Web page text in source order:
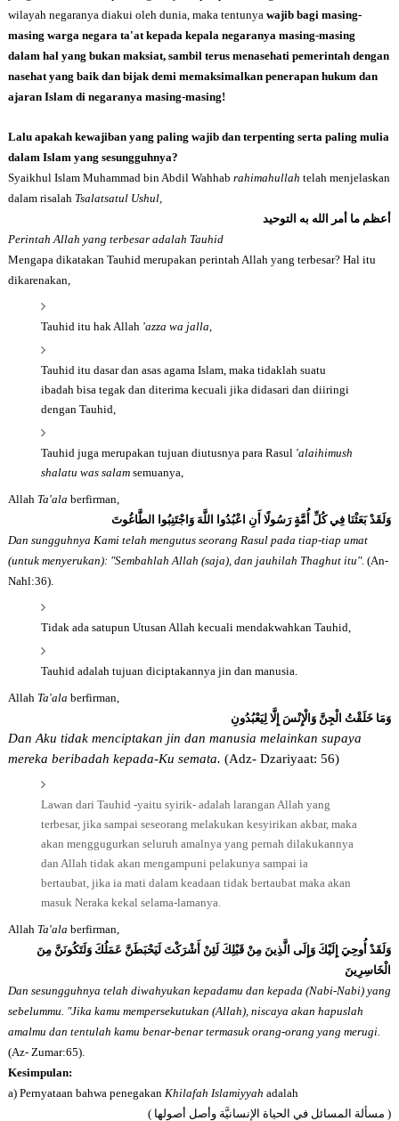
wilayah negaranya diakui oleh dunia, maka tentunya wajib bagi masing-
masing warga negara ta'at kepada kepala negaranya masing-masing
dalam hal yang bukan maksiat, sambil terus menasehati pemerintah dengan
nasehat yang baik dan bijak demi memaksimalkan penerapan hukum dan
ajaran Islam di negaranya masing-masing!
Lalu apakah kewajiban yang paling wajib dan terpenting serta paling mulia
dalam Islam yang sesungguhnya?
Syaikhul Islam Muhammad bin Abdil Wahhab rahimahullah telah menjelaskan
dalam risalah Tsalatsatul Ushul,
أعظم ما أمر الله به التوحيد
Perintah Allah yang terbesar adalah Tauhid
Mengapa dikatakan Tauhid merupakan perintah Allah yang terbesar? Hal itu
dikarenakan,
Tauhid itu hak Allah 'azza wa jalla,
Tauhid itu dasar dan asas agama Islam, maka tidaklah suatu
ibadah bisa tegak dan diterima kecuali jika didasari dan diiringi
dengan Tauhid,
Tauhid juga merupakan tujuan diutusnya para Rasul 'alaihimush
shalatu was salamsemuanya,
Allah Ta'ala berfirman,
وَلَقَدْ بَعَثْنَا فِي كُلِّ أُمَّةٍ رَسُولًا أَنِ اعْبُدُوا اللَّهَ وَاجْتَنِبُوا الطَّاغُوتَ
Dan sungguhnya Kami telah mengutus seorang Rasul pada tiap-tiap umat
(untuk menyerukan): "Sembahlah Allah (saja), dan jauhilah Thaghut itu". (An-
Nahl:36).
Tidak ada satupun Utusan Allah kecuali mendakwahkan Tauhid,
Tauhid adalah tujuan diciptakannya jin dan manusia.
Allah Ta'ala berfirman,
وَمَا خَلَقْتُ الْجِنَّ وَالْإِنْسَ إِلَّا لِيَعْبُدُونِ
Dan Aku tidak menciptakan jin dan manusia melainkan supaya
mereka beribadah kepada-Ku semata. (Adz- Dzariyaat: 56)
Lawan dari Tauhid -yaitu syirik- adalah larangan Allah yang
terbesar, jika sampai seseorang melakukan kesyirikan akbar, maka
akan menggugurkan seluruh amalnya yang pernah dilakukannya
dan Allah tidak akan mengampuni pelakunya sampai ia
bertaubat, jika ia mati dalam keadaan tidak bertaubat maka akan
masuk Neraka kekal selama-lamanya.
Allah Ta'ala berfirman,
وَلَقَدْ أُوحِيَ إِلَيْكَ وَإِلَى الَّذِينَ مِنْ قَبْلِكَ لَئِنْ أَشْرَكْتَ لَيَحْبَطَنَّ عَمَلُكَ وَلَتَكُونَنَّ مِنَ
الْخَاسِرِينَ
Dan sesungguhnya telah diwahyukan kepadamu dan kepada (Nabi-Nabi) yang
sebelummu. "Jika kamu mempersekutukan (Allah), niscaya akan hapuslah
amalmu dan tentulah kamu benar-benar termasuk orang-orang yang merugi.
(Az- Zumar:65).
Kesimpulan:
a) Pernyataan bahwa penegakan Khilafah Islamiyyah adalah
( مسألة المسائل في الحياة الإنسانيَّة وأصل أصولها )